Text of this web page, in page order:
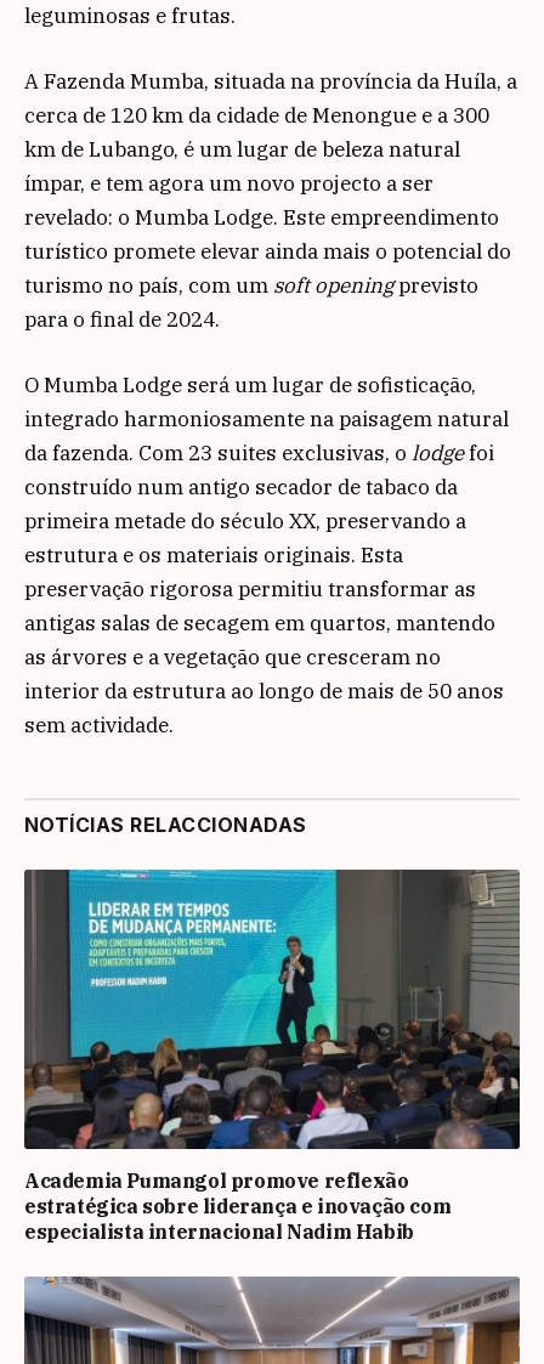
leguminosas e frutas.
A Fazenda Mumba, situada na província da Huíla, a
cerca de 120 km da cidade de Menongue e a 300
km de Lubango, é um lugar de beleza natural
ímpar, e tem agora um novo projecto a ser
revelado: o Mumba Lodge. Este empreendimento
turístico promete elevar ainda mais o potencial do
turismo no país, com um soft openingprevisto
para o final de 2024.
O Mumba Lodge será um lugar de sofisticação,
integrado harmoniosamente na paisagem natural
da fazenda. Com 23 suites exclusivas, o lodgefoi
construído num antigo secador de tabaco da
primeira metade do século XX, preservando a
estrutura e os materiais originais. Esta
preservação rigorosa permitiu transformar as
antigas salas de secagem em quartos, mantendo
as árvores e a vegetação que cresceram no
interior da estrutura ao longo de mais de 50 anos
sem actividade.
NOTÍCIAS RELACCIONADAS
Academia Pumangol promove reflexão
estratégica sobre liderança e inovação com
especialista internacional Nadim Habib